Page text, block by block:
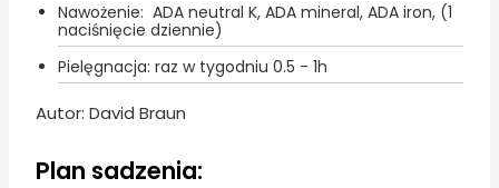
Nawożenie: ADA neutral K, ADA mineral, ADA iron, (1
naciśnięcie dziennie)
Pielęgnacja: raz w tygodniu 0.5 - 1h
Autor: David Braun
Plan sadzenia: